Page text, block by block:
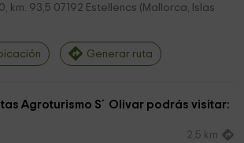
km. 93,5 07192 Estellencs ( Mallorca, Islas
Generar ruta
Agroturismo S´Olivar podrás visitar:
2,5 km